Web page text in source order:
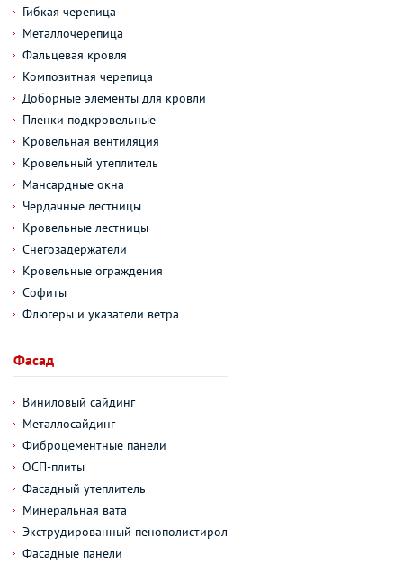
Гибкая черепица
Металлочерепица
Фальцевая кровля
Композитная черепица
Доборные элементы для кровли
Пленки подкровельные
Кровельная вентиляция
Кровельный утеплитель
Мансардные окна
Чердачные лестницы
Кровельные лестницы
Снегозадержатели
Кровельные ограждения
Софиты
Флюгеры и указатели ветра
Фасад
Виниловый сайдинг
Металлосайдинг
Фиброцементные панели
ОСП-плиты
Фасадный утеплитель
Минеральная вата
Экструдированный пенополистирол
Фасадные панели